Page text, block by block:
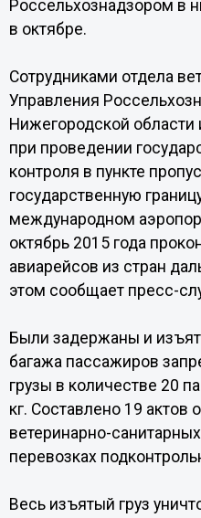
Россельхознадзором в
в октябре.
Сотрудниками отдела
Управления
Нижегородской
при проведении
контроля в пункте
государственную
международном
октябрь 2015 года
авиарейсов из стран
этом сообщает пресс-
Были задержаны и
багажа пассажиров
грузы в количестве 20
кг. Составлено 19 актов
ветеринарно-
перевозках
Весь изъятый груз